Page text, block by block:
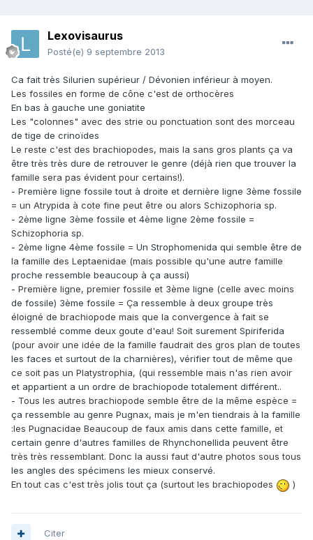
Lexovisaurus
Posté(e) 9 septembre 2013
Ca fait très Silurien supérieur / Dévonien inférieur à moyen.
Les fossiles en forme de cône c'est de orthocères
En bas à gauche une goniatite
Les "colonnes" avec des strie ou ponctuation sont des morceau
de tige de crinoïdes
Le reste c'est des brachiopodes, mais la sans gros plants ça va
être très très dure de retrouver le genre (déjà rien que trouver la
famille sera pas évident pour certains!).
- Première ligne fossile tout à droite et dernière ligne 3ème fossile
= un Atrypida à cote fine peut être ou alors Schizophoria sp.
- 2ème ligne 3ème fossile et 4ème ligne 2ème fossile =
Schizophoria sp.
- 2ème ligne 4ème fossile = Un Strophomenida qui semble être de
la famille des Leptaenidae (mais possible qu'une autre famille
proche ressemble beaucoup à ça aussi)
- Première ligne, premier fossile et 3ème ligne (celle avec moins
de fossile) 3ème fossile = Ça ressemble à deux groupe très
éloigné de brachiopode mais que la convergence à fait se
ressemblé comme deux goute d'eau! Soit surement Spiriferida
(pour avoir une idée de la famille faudrait des gros plan de toutes
les faces et surtout de la charnières), vérifier tout de même que
ce soit pas un Platystrophia, (qui ressemble mais n'as rien avoir
et appartient a un ordre de brachiopode totalement différent..
- Tous les autres brachiopode semble être de la même espèce =
ça ressemble au genre Pugnax, mais je m'en tiendrais à la famille
:les Pugnacidae Beaucoup de faux amis dans cette famille, et
certain genre d'autres familles de Rhynchonellida peuvent être
très très ressemblant. Donc la aussi faut d'autre photos sous tous
les angles des spécimens les mieux conservé.
En tout cas c'est très jolis tout ça (surtout les brachiopodes
)
Citer